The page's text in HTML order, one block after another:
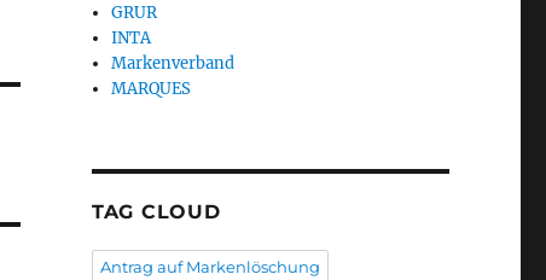
GRUR
INTA
Markenverband
MARQUES
TAG CLOUD
Antrag auf Markenlöschung